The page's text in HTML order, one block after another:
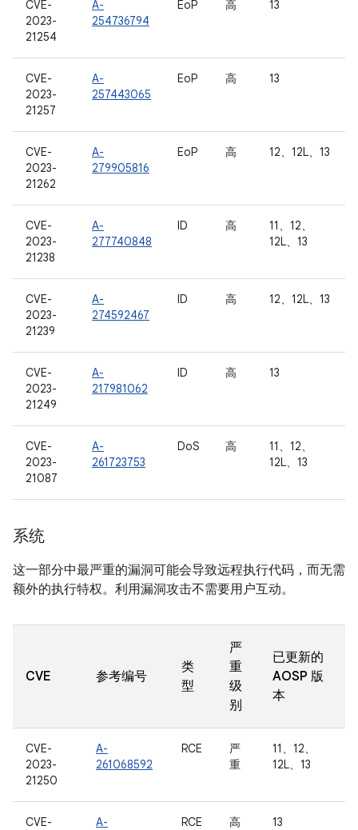
CVE-
2023-
21254
A-
254736794
EoP 高 13
CVE-
2023-
21257
A-
257443065
EoP 高 13
CVE-
2023-
21262
A-
279905816
EoP 高 12、12L、13
CVE-
2023-
21238
A-
277740848
ID 高
11、12、
12L、13
CVE-
2023-
21239
A-
274592467
ID 高 12、12L、13
CVE-
2023-
21249
A-
217981062
ID 高 13
CVE-
2023-
21087
A-
261723753
DoS 高
11、12、
12L、13
系统
这一部分中最严重的漏洞可能会导致远程执行代码，而无需
额外的执行特权。利用漏洞攻击不需要用户互动。
CVE 参考编号
类
型
严
重
级
别
已更新的
AOSP 版
本
CVE-
2023-
21250
A-
261068592
RCE
严
重
11、12、
12L、13
CVE-
A-
RCE 高 13